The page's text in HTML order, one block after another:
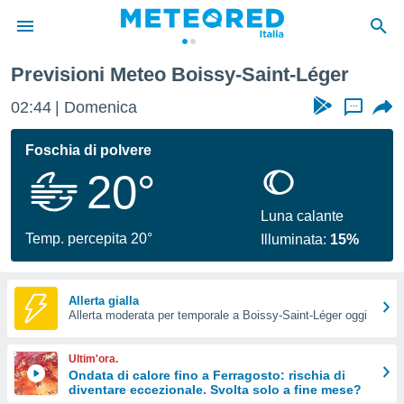
di
per
le
di
Web
le
Previsioni Meteo Boissy-Saint-Léger
02:44 Domenica ...
Foschia di polvere
20°
Temp. percepita 20°
Luna calante
Illuminata: 15%
Allerta gialla
Allerta moderata per temporale a Boissy-Saint-Léger oggi
Ultim'ora.
Ondata di calore fino a Ferragosto: rischia di
diventare eccezionale. Svolta solo a fine mese?